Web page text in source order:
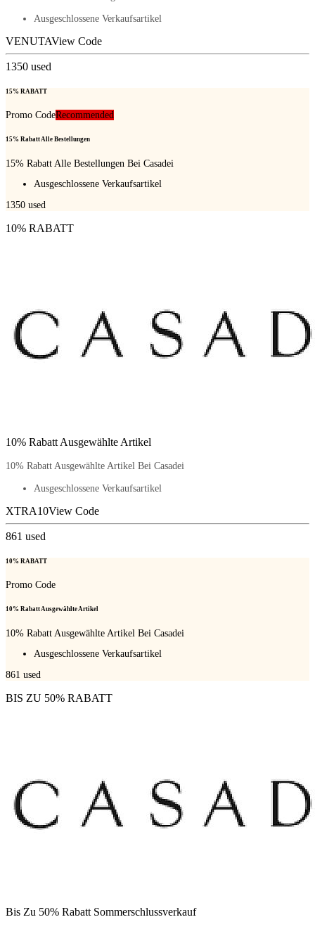
Ausgeschlossene Verkaufsartikel
VENUTAView Code
1350 used
15% RABATT
Promo CodeRecommended
15% Rabatt Alle Bestellungen
15% Rabatt Alle Bestellungen Bei Casadei
Ausgeschlossene Verkaufsartikel
1350 used
10% RABATT
10% Rabatt Ausgewählte Artikel
10% Rabatt Ausgewählte Artikel Bei Casadei
Ausgeschlossene Verkaufsartikel
XTRA10View Code
861 used
10% RABATT
Promo Code
10% Rabatt Ausgewählte Artikel
10% Rabatt Ausgewählte Artikel Bei Casadei
Ausgeschlossene Verkaufsartikel
861 used
BIS ZU 50% RABATT
Bis Zu 50% Rabatt Sommerschlussverkauf